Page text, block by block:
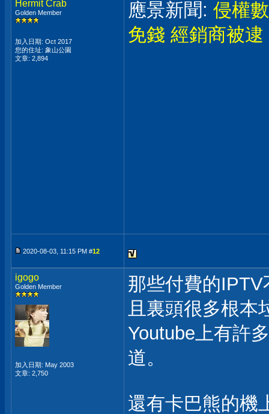
Hermit Crab
Golden Member
加入日期: Oct 2017
您的住址: 象山公園
文章: 2,894
應景新聞: 侵權
免錢 經銷商被逮
2020-08-03, 11:15 PM #12
igogo
Golden Member
加入日期: May 2003
文章: 2,750
那些付費的
且裏頭很多根本
Youtube上有許
道。
還有卡巴熊的機